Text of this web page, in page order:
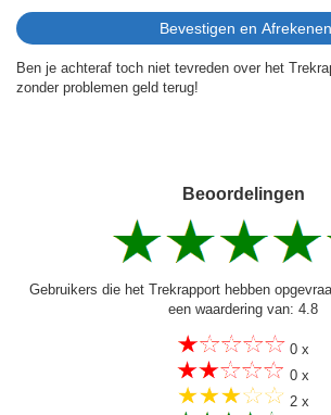
Ben je achteraf toch niet tevreden over het
zonder problemen geld terug!
Beoordelingen
Gebruikers die het Trekrapport hebben
een waardering van: 4.8
0 x
0 x
2 x